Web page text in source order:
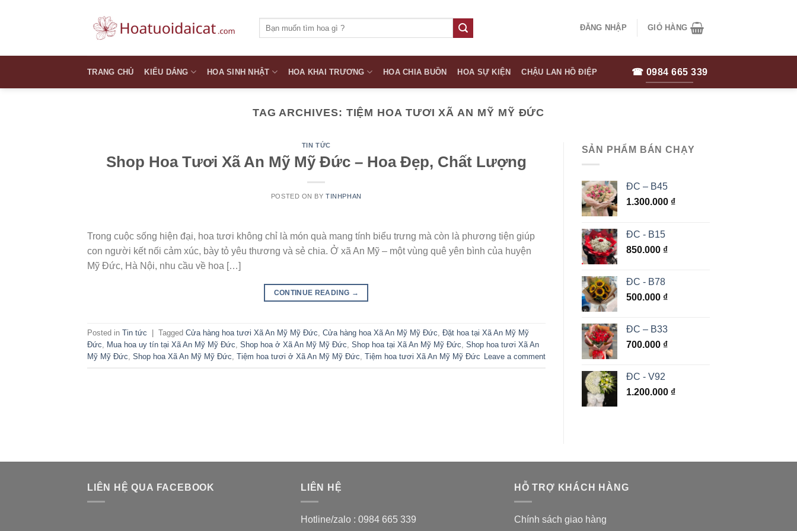
kiếm:
ĐĂNG NHẬP GIỎ HÀNG
TRANG CHỦ KIỂU DÁNG HOA SINH NHẬT HOA KHAI TRƯƠNG HOA CHIA BUỒN HOA SỰ KIỆN CHẬU LAN HỒ ĐIỆP ☎ 0984 665 339
TAG ARCHIVES: TIỆM HOA TƯƠI XÃ AN MỸ MỸ ĐỨC
TIN TỨC
Shop Hoa Tươi Xã An Mỹ Mỹ Đức – Hoa Đẹp, Chất Lượng
POSTED ON BYTINHPHAN
Trong cuộc sống hiện đại, hoa tươi không chỉ là món quà mang tính biểu trưng mà còn là phương tiện giúp
con người kết nối cảm xúc, bày tỏ yêu thương và sẻ chia. Ở xã An Mỹ – một vùng quê yên bình của huyện
Mỹ Đức, Hà Nội, nhu cầu về hoa […]
CONTINUE READING →
Posted in Tin tức Tagged Cửa hàng hoa tươi Xã An Mỹ Mỹ Đức, Cửa hàng hoa Xã An Mỹ Mỹ Đức, Đặt hoa tại Xã An Mỹ Mỹ
Đức, Mua hoa uy tín tại Xã An Mỹ Mỹ Đức, Shop hoa ở Xã An Mỹ Mỹ Đức, Shop hoa tại Xã An Mỹ Mỹ Đức, Shop hoa tươi Xã An
Mỹ Mỹ Đức, Shop hoa Xã An Mỹ Mỹ Đức, Tiệm hoa tươi ở Xã An Mỹ Mỹ Đức, Tiệm hoa tươi Xã An Mỹ Mỹ Đức Leave a comment
SẢN PHẨM BÁN CHẠY
ĐC – B45
1.300.000 ₫
ĐC - B15
850.000 ₫
ĐC - B78
500.000 ₫
ĐC – B33
700.000 ₫
ĐC - V92
1.200.000 ₫
LIÊN HỆ QUA FACEBOOK LIÊN HỆ
Hotline/zalo : 0984 665 339
HỖ TRỢ KHÁCH HÀNG
Chính sách giao hàng